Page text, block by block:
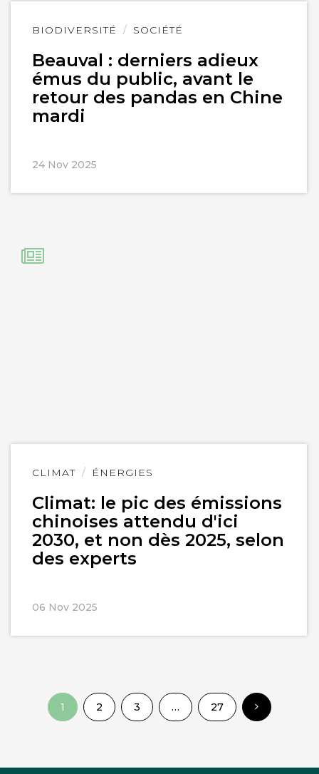
BIODIVERSITÉ SOCIÉTÉ
Beauval : derniers adieux
émus du public, avant le
retour des pandas en Chine
mardi
24 Nov 2025
Lire
CLIMAT ÉNERGIES
Climat: le pic des émissions
chinoises attendu d'ici
2030, et non dès 2025, selon
des experts
06 Nov 2025
Lire
1 2 3 … 27